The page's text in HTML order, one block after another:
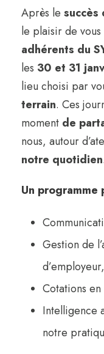
Après le succès
le plaisir de
adhérents du
les 30 et 31
lieu choisi par
terrain. Ces
moment de
nous, autour
notre quotidien.
Un
Gestion de
d’employeur,
Cotations
Intelligence
notre